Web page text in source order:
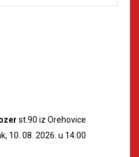
st.90 iz Orehovice
10. 08. 2026. u 14:00